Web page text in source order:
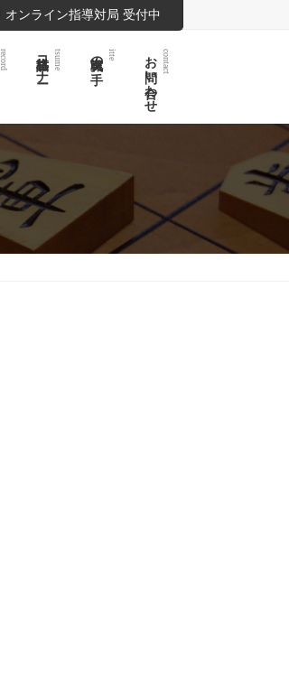
オンライン指導対局 受付中
record 詰将棋コーナー tsume 実戦次の一手 itte お問い合わせ contact